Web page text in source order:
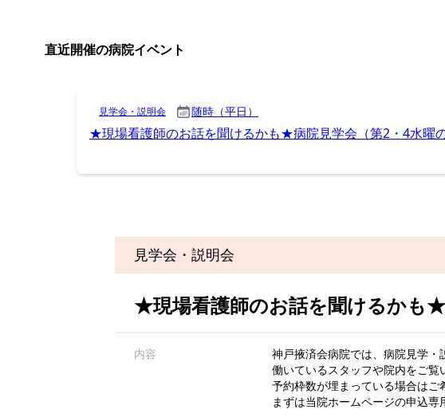
見学会・説明会
★現場看護師のお話を聞けるかも★
内容
神戸掖済会病院では、病院見学・
働いているスタッフや院内をご覧
予約枠数が埋まっている場合はご
まずは当院ホームページの申込専